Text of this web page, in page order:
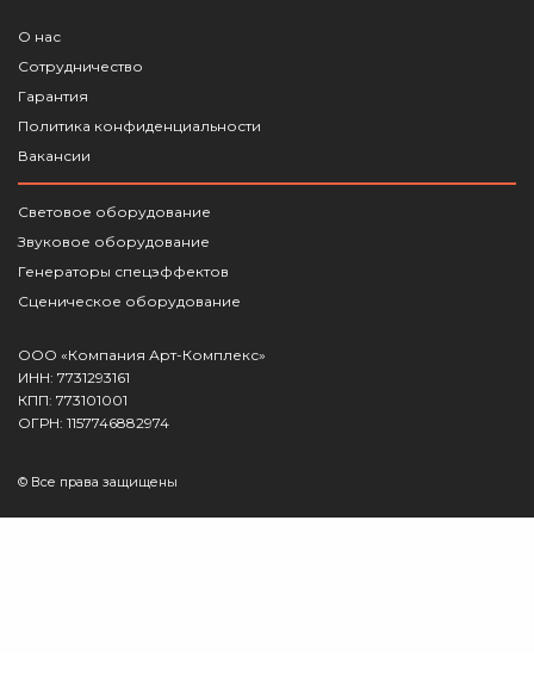
О нас
Сотрудничество
Гарантия
Политика конфиденциальности
Вакансии
Световое оборудование
Звуковое оборудование
Генераторы спецэффектов
Сценическое оборудование
ООО «Компания Арт-Комплекс»
ИНН: 7731293161
КПП: 773101001
ОГРН: 1157746882974
© Все права защищены